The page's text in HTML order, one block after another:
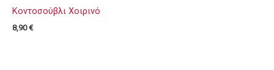
Κοντοσούβλι Χοιρινό
8,90€